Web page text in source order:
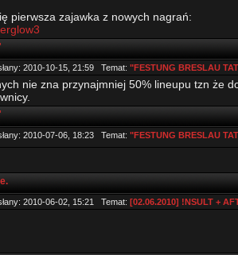
pierwsza zajawka z nowych nagrań:
2010-10-15, 21:59 Temat: "FESTUNG BRESLAU
nie zna przynajmniej 50% lineupu tzn że
2010-07-06, 18:23 Temat: "FESTUNG BRESLAU
2010-06-02, 15:21 Temat: [02.06.2010] !NSULT +